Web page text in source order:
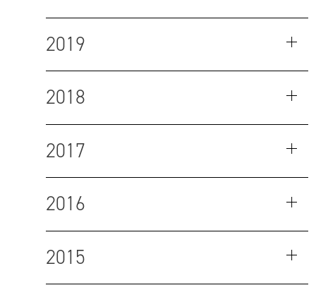
2019
2018
2017
2016
2015